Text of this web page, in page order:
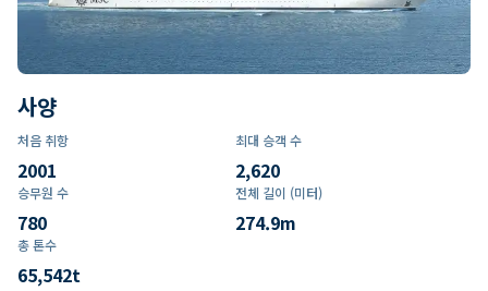
사양
처음 취항
2001
최대 승객 수
2,620
승무원 수
780
전체 길이 (미터)
274.9m
총 톤수
65,542t